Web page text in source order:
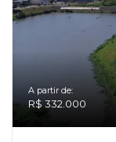
A partir de:
R$ 332.000